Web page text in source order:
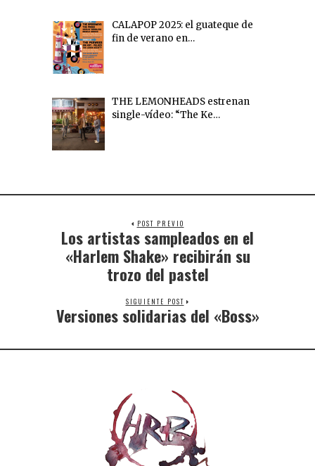
CALAPOP 2025: el guateque de
fin de verano en…
THE LEMONHEADS estrenan
single-vídeo: “The Ke…
POST PREVIO
Los artistas sampleados en el
«Harlem Shake» recibirán su
trozo del pastel
SIGUIENTE POST
Versiones solidarias del «Boss»